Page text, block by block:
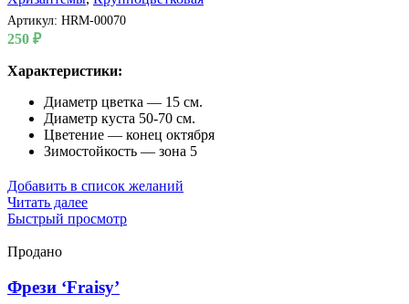
Артикул: HRM-00070
250 ₽
Характеристики:
Диаметр цветка — 15 см.
Диаметр куста 50-70 см.
Цветение — конец октября
Зимостойкость — зона 5
Добавить в список желаний
Читать далее
Быстрый просмотр
Продано
Фрези ‘Fraisy’